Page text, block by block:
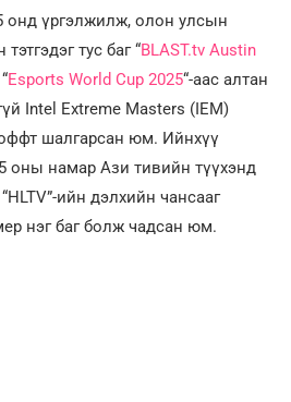
онд үргэлжилж, олон улсын
тус баг “BLAST.tv Austin
Esports World Cup 2025“-аас алтан
Intel Extreme Masters (IEM)
шалгарсан юм. Ийнхүү
оны намар Ази тивийн түүхэнд
ийн дэлхийн чансааг
нэг баг болж чадсан юм.